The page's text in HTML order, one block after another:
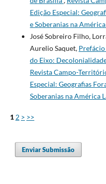
Edição Especial:
e Soberanias na
José Sobreiro Filho,
Aurelio Saquet, Prefácio
do Eixo:
Revista Campo-
Especial: Geografias
Soberanias na América
1 2 > >>
Enviar Submissão